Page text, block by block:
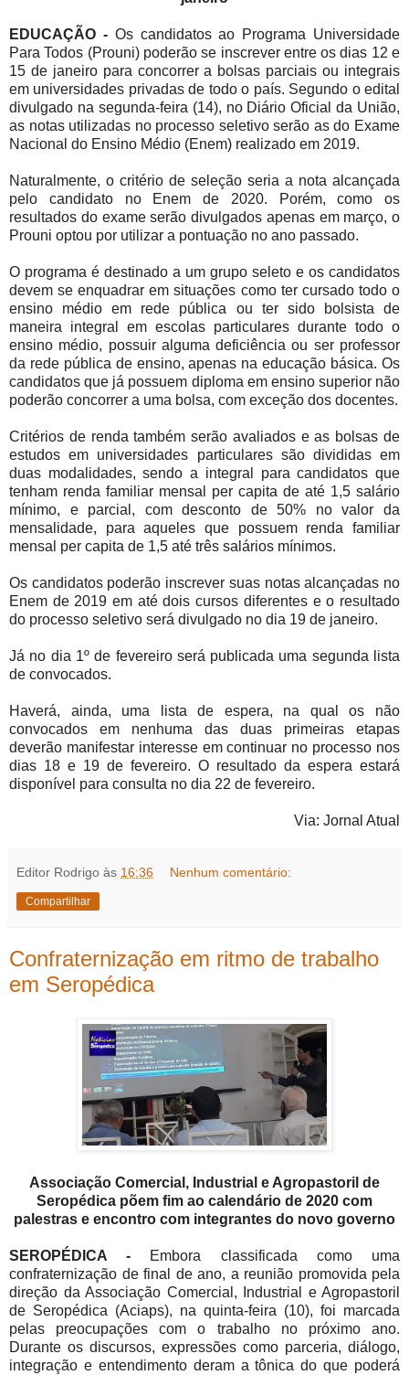
EDUCAÇÃO - Os candidatos ao Programa Universidade
Para Todos (Prouni) poderão se inscrever entre os dias 12 e
15 de janeiro para concorrer a bolsas parciais ou integrais
em universidades privadas de todo o país. Segundo o edital
divulgado na segunda-feira (14), no Diário Oficial da União,
as notas utilizadas no processo seletivo serão as do Exame
Nacional do Ensino Médio (Enem) realizado em 2019.
Naturalmente, o critério de seleção seria a nota alcançada
pelo candidato no Enem de 2020. Porém, como os
resultados do exame serão divulgados apenas em março, o
Prouni optou por utilizar a pontuação no ano passado.
O programa é destinado a um grupo seleto e os candidatos
devem se enquadrar em situações como ter cursado todo o
ensino médio em rede pública ou ter sido bolsista de
maneira integral em escolas particulares durante todo o
ensino médio, possuir alguma deficiência ou ser professor
da rede pública de ensino, apenas na educação básica. Os
candidatos que já possuem diploma em ensino superior não
poderão concorrer a uma bolsa, com exceção dos docentes.
Critérios de renda também serão avaliados e as bolsas de
estudos em universidades particulares são divididas em
duas modalidades, sendo a integral para candidatos que
tenham renda familiar mensal per capita de até 1,5 salário
mínimo, e parcial, com desconto de 50% no valor da
mensalidade, para aqueles que possuem renda familiar
mensal per capita de 1,5 até três salários mínimos.
Os candidatos poderão inscrever suas notas alcançadas no
Enem de 2019 em até dois cursos diferentes e o resultado
do processo seletivo será divulgado no dia 19 de janeiro.
Já no dia 1º de fevereiro será publicada uma segunda lista
de convocados.
Haverá, ainda, uma lista de espera, na qual os não
convocados em nenhuma das duas primeiras etapas
deverão manifestar interesse em continuar no processo nos
dias 18 e 19 de fevereiro. O resultado da espera estará
disponível para consulta no dia 22 de fevereiro.
Via: Jornal Atual
Editor Rodrigo às 16:36 Nenhum comentário:
Compartilhar
Confraternização em ritmo de trabalho
em Seropédica
Associação Comercial, Industrial e Agropastoril de
Seropédica põem fim ao calendário de 2020 com
palestras e encontro com integrantes do novo governo
SEROPÉDICA - Embora classificada como uma
confraternização de final de ano, a reunião promovida pela
direção da Associação Comercial, Industrial e Agropastoril
de Seropédica (Aciaps), na quinta-feira (10), foi marcada
pelas preocupações com o trabalho no próximo ano.
Durante os discursos, expressões como parceria, diálogo,
integração e entendimento deram a tônica do que poderá